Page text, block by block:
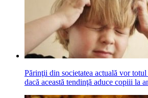
Părinţii din societatea actuală vor
dacă această tendinţă aduce copiii la